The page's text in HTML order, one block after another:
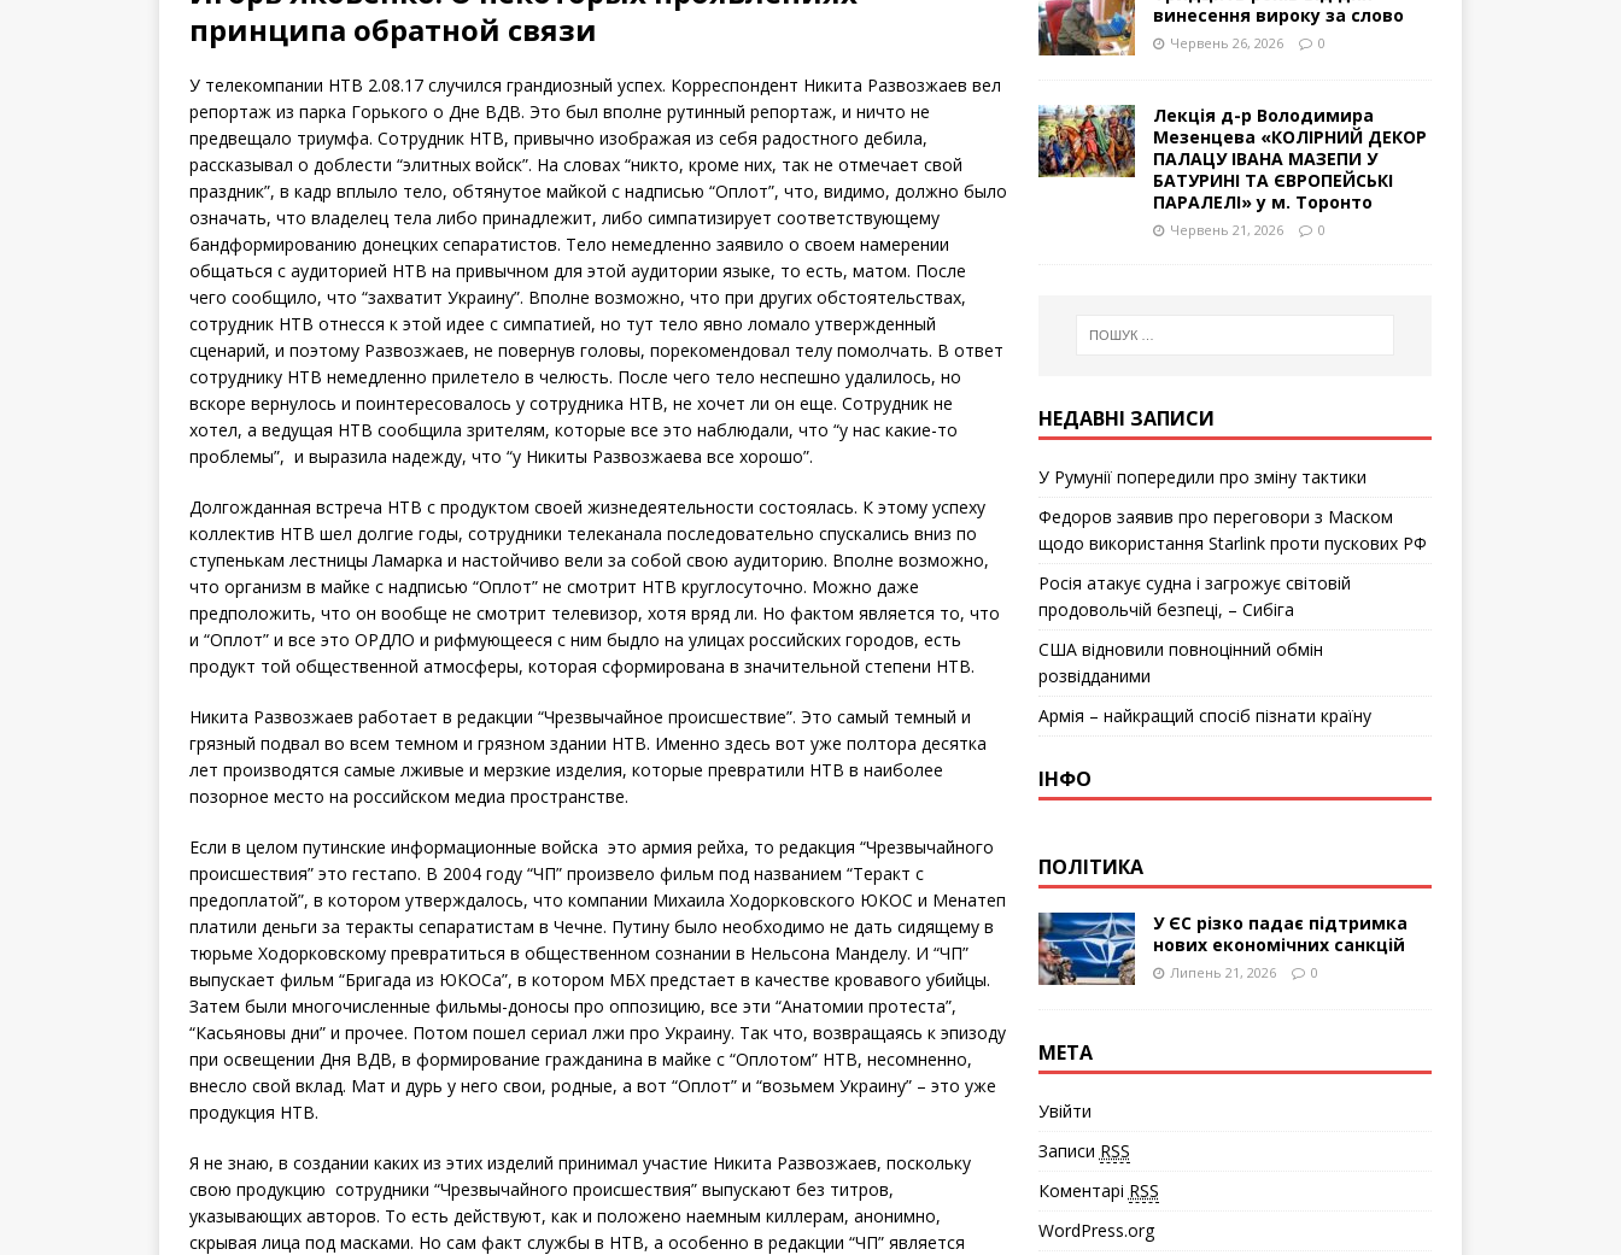
k
принципа обратной связи
У телекомпании НТВ 2.08.17 случился грандиозный успех. Корреспондент Никита Развозжаев вел
репортаж из парка Горького о Дне ВДВ. Это был вполне рутинный репортаж, и ничто не
предвещало триумфа. Сотрудник НТВ, привычно изображая из себя радостного дебила,
рассказывал о доблести “элитных войск”. На словах “никто, кроме них, так не отмечает свой
праздник”, в кадр вплыло тело, обтянутое майкой с надписью “Оплот”, что, видимо, должно было
означать, что владелец тела либо принадлежит, либо симпатизирует соответствующему
бандформированию донецких сепаратистов. Тело немедленно заявило о своем намерении
общаться с аудиторией НТВ на привычном для этой аудитории языке, то есть, матом. После
чего сообщило, что “захватит Украину”. Вполне возможно, что при других обстоятельствах,
сотрудник НТВ отнесся к этой идее с симпатией, но тут тело явно ломало утвержденный
сценарий, и поэтому Развозжаев, не повернув головы, порекомендовал телу помолчать. В ответ
сотруднику НТВ немедленно прилетело в челюсть. После чего тело неспешно удалилось, но
вскоре вернулось и поинтересовалось у сотрудника НТВ, не хочет ли он еще. Сотрудник не
хотел, а ведущая НТВ сообщила зрителям, которые все это наблюдали, что “у нас какие-то
проблемы”, и выразила надежду, что “у Никиты Развозжаева все хорошо”.
Долгожданная встреча НТВ с продуктом своей жизнедеятельности состоялась. К этому успеху
коллектив НТВ шел долгие годы, сотрудники телеканала последовательно спускались вниз по
ступенькам лестницы Ламарка и настойчиво вели за собой свою аудиторию. Вполне возможно,
что организм в майке с надписью “Оплот” не смотрит НТВ круглосуточно. Можно даже
предположить, что он вообще не смотрит телевизор, хотя вряд ли. Но фактом является то, что
и “Оплот” и все это ОРДЛО и рифмующееся с ним быдло на улицах российских городов, есть
продукт той общественной атмосферы, которая сформирована в значительной степени НТВ.
Никита Развозжаев работает в редакции “Чрезвычайное происшествие”. Это самый темный и
грязный подвал во всем темном и грязном здании НТВ. Именно здесь вот уже полтора десятка
лет производятся самые лживые и мерзкие изделия, которые превратили НТВ в наиболее
позорное место на российском медиа пространстве.
Если в целом путинские информационные войска это армия рейха, то редакция “Чрезвычайного
происшествия” это гестапо. В 2004 году “ЧП” произвело фильм под названием “Теракт с
предоплатой”, в котором утверждалось, что компании Михаила Ходорковского ЮКОС и Менатеп
платили деньги за теракты сепаратистам в Чечне. Путину было необходимо не дать сидящему в
тюрьме Ходорковскому превратиться в общественном сознании в Нельсона Манделу. И “ЧП”
выпускает фильм “Бригада из ЮКОСа”, в котором МБХ предстает в качестве кровавого убийцы.
Затем были многочисленные фильмы-доносы про оппозицию, все эти “Анатомии протеста”,
“Касьяновы дни” и прочее. Потом пошел сериал лжи про Украину. Так что, возвращаясь к эпизоду
при освещении Дня ВДВ, в формирование гражданина в майке с “Оплотом” НТВ, несомненно,
внесло свой вклад. Мат и дурь у него свои, родные, а вот “Оплот” и “возьмем Украину” – это уже
продукция НТВ.
Я не знаю, в создании каких из этих изделий принимал участие Никита Развозжаев, поскольку
свою продукцию сотрудники “Чрезвычайного происшествия” выпускают без титров,
указывающих авторов. То есть действуют, как и положено наемным киллерам, анонимно,
скрывая лица под масками. Но сам факт службы в НТВ, а особенно в редакции “ЧП” является
винесення вироку за слово
Червень 26, 2026 0
Лекція д-р Володимира
Мезенцева «КОЛІРНИЙ ДЕКОР
ПАЛАЦУ ІВАНА МАЗЕПИ У
БАТУРИНІ ТА ЄВРОПЕЙСЬКІ
ПАРАЛЕЛІ» у м. Торонто
Червень 21, 2026 0
НЕДАВНІ ЗАПИСИ
У Румунії попередили про зміну тактики
Федоров заявив про переговори з Маском
щодо використання Starlink проти пускових РФ
Росія атакує судна і загрожує світовій
продовольчій безпеці, – Сибіга
США відновили повноцінний обмін
розвідданими
Армія – найкращий спосіб пізнати країну
ІНФО
ПОЛІТИКА
У ЄС різко падає підтримка
нових економічних санкцій
Липень 21, 2026 0
МЕТА
Увійти
Записи RSS
Коментарі RSS
WordPress.org